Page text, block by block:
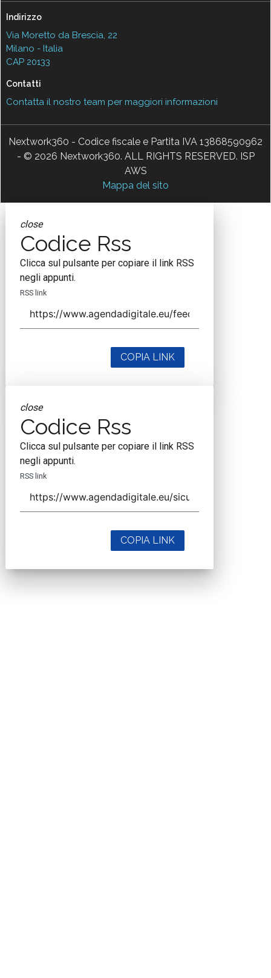
Indirizzo
Via Moretto da Brescia, 22
Milano - Italia
CAP 20133
Contatti
Contatta il nostro team per maggiori informazioni
Nextwork360 - Codice fiscale e Partita IVA 13868590962
- © 2026 Nextwork360. ALL RIGHTS RESERVED. ISP
AWS
Mappa del sito
close
Codice Rss
Clicca sul pulsante per copiare il link RSS
negli appunti.
RSS link
COPIA LINK
close
Codice Rss
Clicca sul pulsante per copiare il link RSS
negli appunti.
RSS link
COPIA LINK